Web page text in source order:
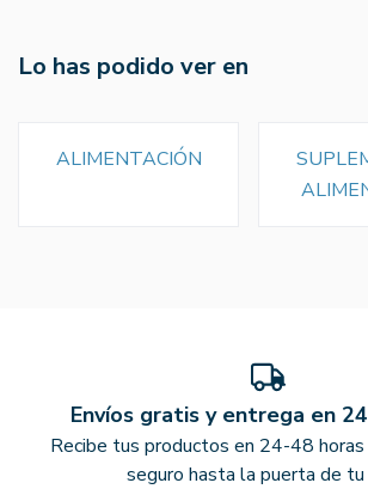
Lo has podido ver en
ALIMENTACIÓN
Envíos gratis y entrega en
Recibe tus productos en 24-48 horas
seguro hasta la puerta de tu